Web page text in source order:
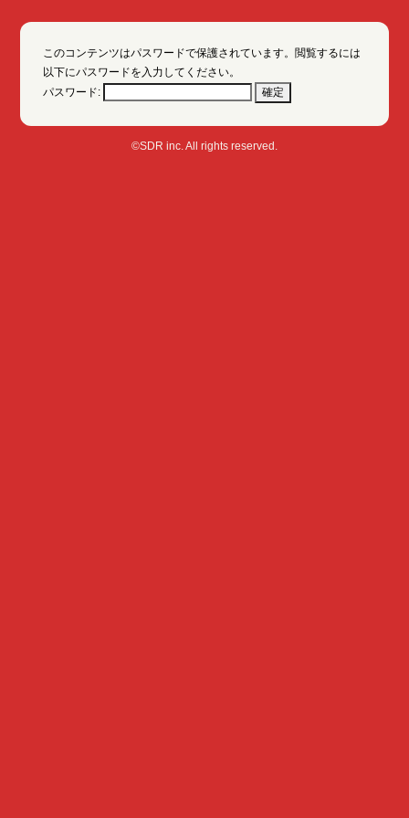
このコンテンツはパスワードで保護されています。閲覧するには
以下にパスワードを入力してください。
パスワード:
©SDR inc. All rights reserved.